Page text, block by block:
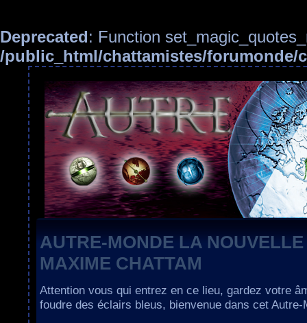
Deprecated: Function
/public_html/chattamistes/forumonde/
AUTRE-MONDE LA
MAXIME CHATTAM
Attention vous qui entrez en ce lieu, gardez votre
foudre des éclairs bleus, bienvenue dans cet Autre-